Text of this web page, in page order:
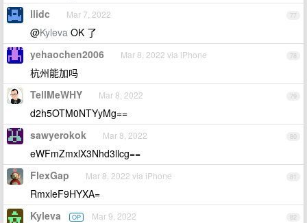
77
llidc Mar 7, 2022
@Kyleva OK 了
78
yehaochen2006 Mar 8, 2022 via iPhone
杭州能加吗
79
TellMeWHY Mar 8, 2022
d2h5OTM0NTYyMg==
80
sawyerokok Mar 8, 2022
eWFmZmxlX3Nhd3llcg==
81
FlexGap Mar 8, 2022 via iPhone
RmxleF9HYXA=
82
Kyleva OP Mar 9, 2022